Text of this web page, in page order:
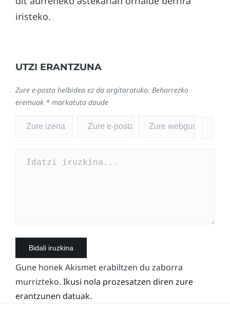
iristeko.
UTZI ERANTZUNA
Zure e-posta helbidea ez da argitaratuko. Beharrezko
eremuak * markatuta daude
Gune honek Akismet erabiltzen du zaborra
murrizteko. Ikusi nola prozesatzen diren zure
erantzunen datuak.